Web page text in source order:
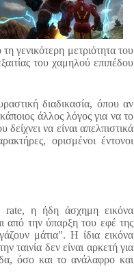
γενικότερη μετριότητα του
του χαμηλού επιπέδου
διαδικασία, όπου αν
άλλος λόγος για να το
να είναι απελπιστικά
ορισμένοι έντονοι
η ήδη άσχημη εικόνα
από την ύπαρξη του εφέ της
μάτια". Η ίδια εικόνα
ταινία δεν είναι αρκετή για
όσο και το ανάλαφρο και